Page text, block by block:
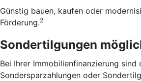
Günstig bauen, kaufen oder
Förderung.2
Sondertilgungen
Bei Ihrer Immobilienfinanzierung sind
Sondersparzahlungen oder